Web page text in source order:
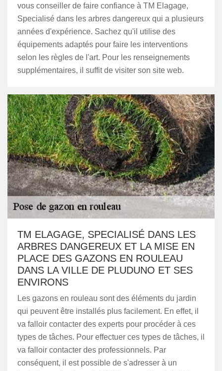
vous conseiller de faire confiance à TM Elagage,
Specialisé dans les arbres dangereux qui a plusieurs
années d'expérience. Sachez qu'il utilise des
équipements adaptés pour faire les interventions
selon les règles de l'art. Pour les renseignements
supplémentaires, il suffit de visiter son site web.
TM ELAGAGE, SPECIALISÉ DANS LES
ARBRES DANGEREUX ET LA MISE EN
PLACE DES GAZONS EN ROULEAU
DANS LA VILLE DE PLUDUNO ET SES
ENVIRONS
Les gazons en rouleau sont des éléments du jardin
qui peuvent être installés plus facilement. En effet, il
va falloir contacter des experts pour procéder à ces
types de tâches. Pour effectuer ces types de tâches, il
va falloir contacter des professionnels. Par
conséquent, il est possible de s'adresser à un